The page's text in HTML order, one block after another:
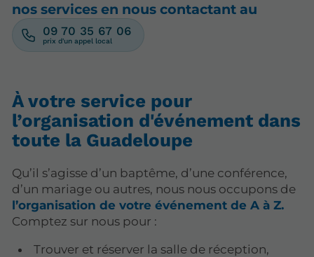
nos services en nous contactant au
09 70 35 67 06
À votre service pour
l’organisation d'événement dans
toute la Guadeloupe
Qu’il s’agisse d’un baptême, d’une conférence,
d’un mariage ou autres, nous nous occupons de
l’organisation de votre événement de A à Z.
Comptez sur nous pour :
Trouver et réserver la salle de réception,